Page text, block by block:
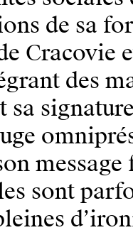
de sa
Cracovie
des
sa
sont